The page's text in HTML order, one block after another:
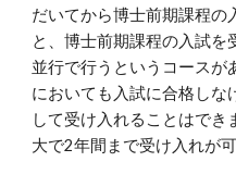
だいてから博士前期課程の
と、博士前期課程の入試を
並行で行うというコースが
においても入試に合格しな
して受け入れることはで
大で2年間まで受け入れが可